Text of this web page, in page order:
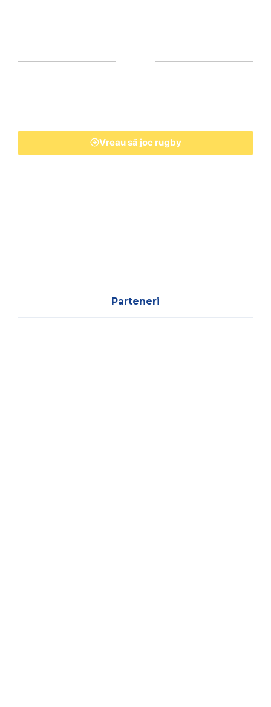
Vreau să joc rugby
Parteneri